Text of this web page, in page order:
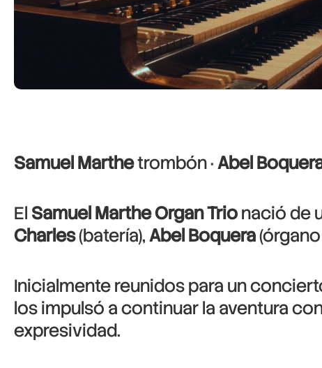
Samuel Marthetrombón ·Abel
El Samuel Marthe Organ Trionació de
Charles(batería),Abel Boquera
Inicialmente reunidos para un
los impulsó a continuar la aventura
expresividad.